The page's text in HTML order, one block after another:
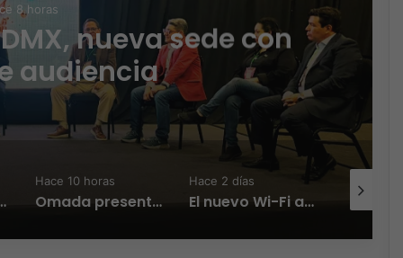
8 horas
nueva sede con
audiencia
Manager para México
Hace 10 horas
Omada presenta los nuevos Fusion Gateways que simplifican la implementación, reducen costos y aumentan la eficiencia operativa
Hace 2 días
El nuevo Wi-Fi ahora piensa, la IA transforma la conexión del día a día